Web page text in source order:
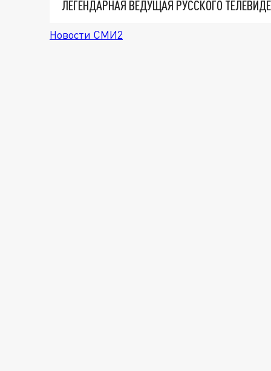
ЛЕГЕНДАРНАЯ ВЕДУЩАЯ РУССКОГО
Новости СМИ2